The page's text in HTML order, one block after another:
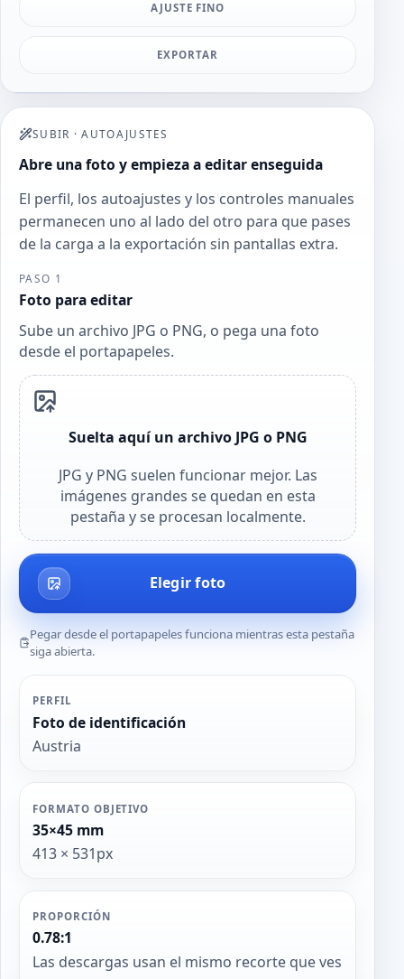
AJUSTE FINO
EXPORTAR
SUBIR ·AUTOAJUSTES
Abre una foto y empieza a editar enseguida
El perfil, los autoajustes y los controles manuales
permanecen uno al lado del otro para que pases
de la carga a la exportación sin pantallas extra.
PASO 1
Foto para editar
Sube un archivo JPG o PNG, o pega una foto
desde el portapapeles.
Suelta aquí un archivo JPG o PNG
JPG y PNG suelen funcionar mejor. Las
imágenes grandes se quedan en esta
pestaña y se procesan localmente.
Elegir foto
Pegar desde el portapapeles funciona mientras esta pestaña
siga abierta.
PERFIL
Foto de identificación
Austria
FORMATO OBJETIVO
35×45 mm
413 × 531px
PROPORCIÓN
0.78:1
Las descargas usan el mismo recorte que ves